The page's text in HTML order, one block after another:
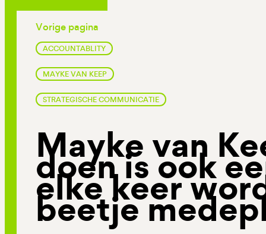
Vorige pagina
ACCOUNTABLITY
MAYKE VAN KEEP
STRATEGISCHE COMMUNICATIE
Mayke van
doen is ook
elke keer
beetje